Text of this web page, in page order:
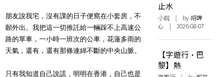
朋友說我宅，沒有課的日子便窩在小套房，不
願外出。我把這一切推託給一輛踩不上高速公
路的單車，一小時一班次的公車，花蓮多雨的
天氣，還有，還有那條連綿不斷的中央山脈。
只有我知道自己說謊，明明在香港，自己也是
止水
小說 | by 胡韡
心 | 2026-08-07
【字遊行·巴
黎】熱